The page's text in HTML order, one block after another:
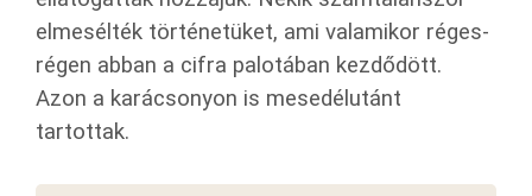
elmesélték történetüket, ami valamikor réges-
régen abban a cifra palotában kezdődött.
Azon a karácsonyon is mesedélutánt
tartottak.